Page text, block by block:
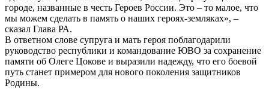
городе, названные в честь Героев России. Это – то малое, что
мы можем сделать в память о наших героях-земляках», –
сказал Глава РА.
В ответном слове супруга и мать героя поблагодарили
руководство республики и командование ЮВО за сохранение
памяти об Олеге Цокове и выразили надежду, что его боевой
путь станет примером для нового поколения защитников
Родины.